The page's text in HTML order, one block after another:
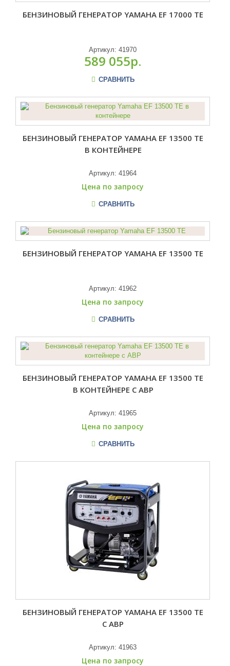
БЕНЗИНОВЫЙ ГЕНЕРАТОР YAMAHA EF 17000 TE
Артикул:41970
589 055р.
СРАВНИТЬ
БЕНЗИНОВЫЙ ГЕНЕРАТОР YAMAHA EF 13500 TE
В КОНТЕЙНЕРЕ
Артикул:41964
Цена по запросу
СРАВНИТЬ
БЕНЗИНОВЫЙ ГЕНЕРАТОР YAMAHA EF 13500 TE
Артикул:41962
Цена по запросу
СРАВНИТЬ
БЕНЗИНОВЫЙ ГЕНЕРАТОР YAMAHA EF 13500 TE
В КОНТЕЙНЕРЕ С АВР
Артикул:41965
Цена по запросу
СРАВНИТЬ
БЕНЗИНОВЫЙ ГЕНЕРАТОР YAMAHA EF 13500 TE
С АВР
Артикул:41963
Цена по запросу